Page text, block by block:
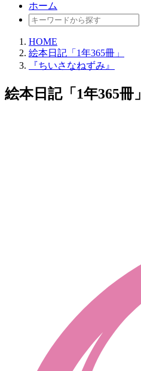
ホーム
HOME
絵本日記「1年365冊」
『ちいさなねずみ』
絵本日記「1年365冊」